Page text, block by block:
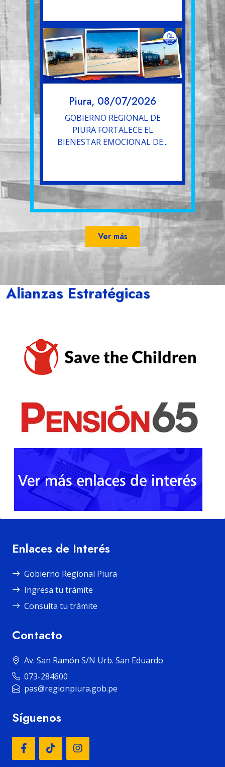
Piura, 08/07/2026
GOBIERNO REGIONAL DE
PIURA FORTALECE EL
BIENESTAR EMOCIONAL DE...
Ver más
Alianzas Estratégicas
Enlaces de Interés
Gobierno Regional Piura
Ingresa tu trámite
Consulta tu trámite
Contacto
Av. San Ramón S/N Urb. San Eduardo
073-284600
pas@regionpiura.gob.pe
Síguenos